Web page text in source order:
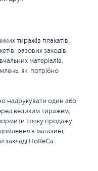
тиражів плакатів,
разових заходів,
матеріалів,
які потрібно
надрукувати один або
великим тиражем,
точку продажу
в магазині,
закладі HoReCa.